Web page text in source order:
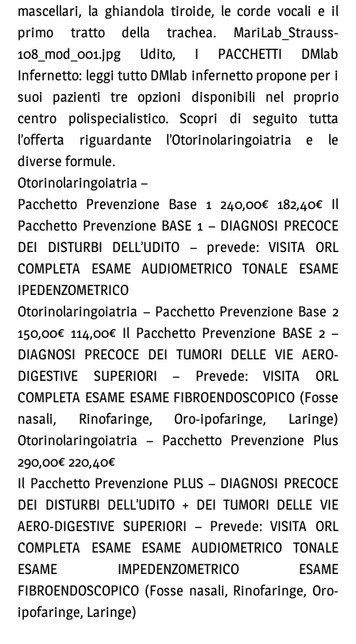
mascellari, la ghiandola tiroide, le corde vocali e il
primo tratto della trachea. MariLab_Strauss-
108_mod_001.jpg Udito, I PACCHETTI DMlab
Infernetto: leggi tutto DMlab infernetto propone per i
suoi pazienti tre opzioni disponibili nel proprio
centro polispecialistico. Scopri di seguito tutta
l’offerta riguardante l’Otorinolaringoiatria e le
diverse formule.
Otorinolaringoiatria –
Pacchetto Prevenzione Base 1 240,00€ 182,40€ Il
Pacchetto Prevenzione BASE 1 – DIAGNOSI PRECOCE
DEI DISTURBI DELL’UDITO – prevede: VISITA ORL
COMPLETA ESAME AUDIOMETRICO TONALE ESAME
IPEDENZOMETRICO
Otorinolaringoiatria – Pacchetto Prevenzione Base 2
150,00€ 114,00€ Il Pacchetto Prevenzione BASE 2 –
DIAGNOSI PRECOCE DEI TUMORI DELLE VIE AERO-
DIGESTIVE SUPERIORI – Prevede: VISITA ORL
COMPLETA ESAME ESAME FIBROENDOSCOPICO (Fosse
nasali, Rinofaringe, Oro-ipofaringe, Laringe)
Otorinolaringoiatria – Pacchetto Prevenzione Plus
290,00€ 220,40€
Il Pacchetto Prevenzione PLUS – DIAGNOSI PRECOCE
DEI DISTURBI DELL’UDITO + DEI TUMORI DELLE VIE
AERO-DIGESTIVE SUPERIORI – Prevede: VISITA ORL
COMPLETA ESAME ESAME AUDIOMETRICO TONALE
ESAME IMPEDENZOMETRICO ESAME
FIBROENDOSCOPICO (Fosse nasali, Rinofaringe, Oro-
ipofaringe, Laringe)